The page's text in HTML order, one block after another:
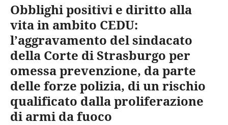
Obblighi positivi e diritto alla
vita in ambito CEDU:
l’aggravamento del sindacato
della Corte di Strasburgo per
omessa prevenzione, da parte
delle forze polizia, di un rischio
qualificato dalla proliferazione
di armi da fuoco